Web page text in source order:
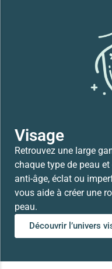
SVR XERIAL FISSURES ET
Visage
Retrouvez une large
chaque type de peau
anti-âge, éclat ou
vous aide à créer une
peau.
Découvrir l’univers